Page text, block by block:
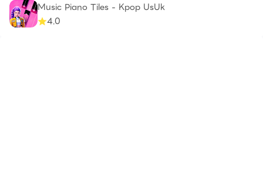
Music Piano Tiles - Kpop UsUk
4.0